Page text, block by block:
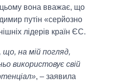
вона вважає, що
путін «серйозно
лідерів країн ЄС.
на мій погляд,
використовує свій
, – заявила